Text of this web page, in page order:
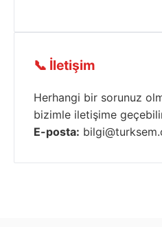
📞 İletişim
Herhangi bir sorunuz
bizimle iletişime
E-posta: